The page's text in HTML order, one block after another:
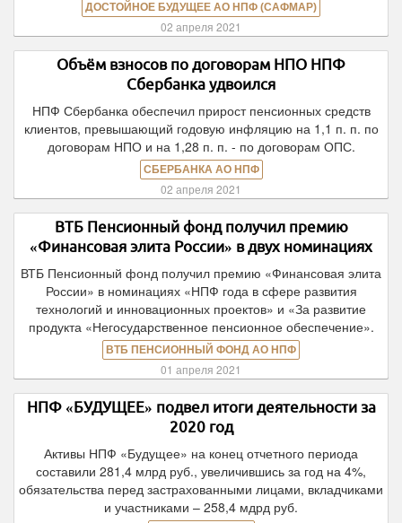
ДОСТОЙНОЕ БУДУЩЕЕ АО НПФ (САФМАР)
02 апреля 2021
Объём взносов по договорам НПО НПФ
Сбербанка удвоился
НПФ Сбербанка обеспечил прирост пенсионных средств
клиентов, превышающий годовую инфляцию на 1,1 п. п. по
договорам НПО и на 1,28 п. п. - по договорам ОПС.
СБЕРБАНКА АО НПФ
02 апреля 2021
ВТБ Пенсионный фонд получил премию
«Финансовая элита России» в двух номинациях
ВТБ Пенсионный фонд получил премию «Финансовая элита
России» в номинациях «НПФ года в сфере развития
технологий и инновационных проектов» и «За развитие
продукта «Негосударственное пенсионное обеспечение».
ВТБ ПЕНСИОННЫЙ ФОНД АО НПФ
01 апреля 2021
НПФ «БУДУЩЕЕ» подвел итоги деятельности за
2020 год
Активы НПФ «Будущее» на конец отчетного периода
составили 281,4 млрд руб., увеличившись за год на 4%,
обязательства перед застрахованными лицами, вкладчиками
и участниками – 258,4 мдрд руб.